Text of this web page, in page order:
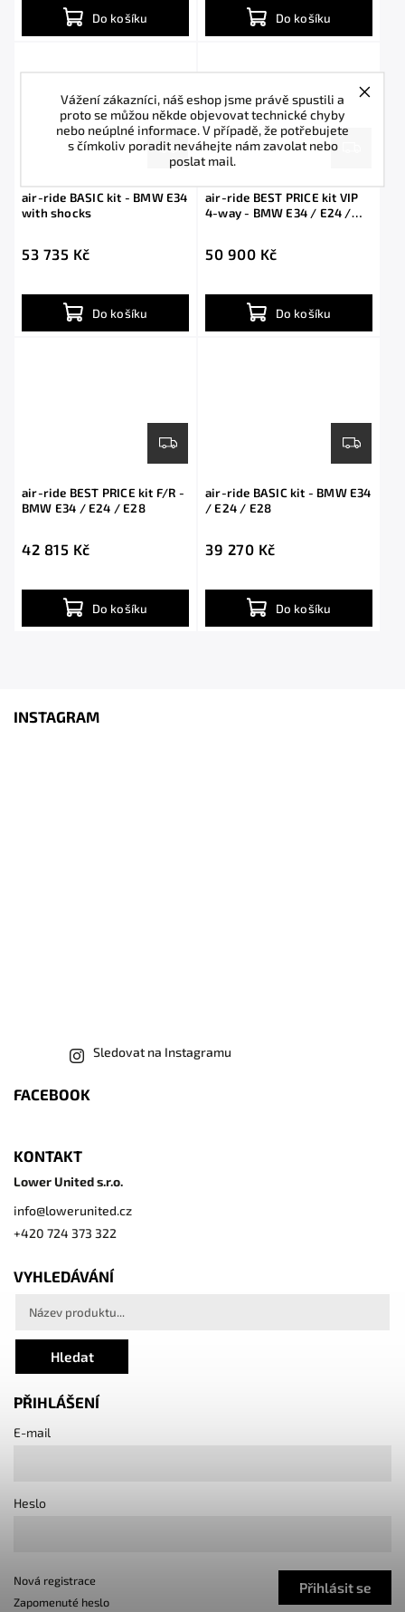
Vážení zákazníci, náš eshop jsme právě spustili a
proto se můžou někde objevovat technické chyby
nebo neúplné informace. V případě, že potřebujete
s čímkoliv poradit neváhejte nám zavolat nebo
poslat mail.
Do košíku Do košíku
air-ride BASIC kit - BMW E34
with shocks
53 735 Kč
Do košíku
air-ride BEST PRICE kit VIP
4-way - BMW E34 / E24 /
50 900 Kč
Do košíku
air-ride BEST PRICE kit F/R -
BMW E34 / E24 / E28
42 815 Kč
Do košíku
air-ride BASIC kit - BMW E34
/ E24 / E28
39 270 Kč
Do košíku
INSTAGRAM
Sledovat na Instagramu
FACEBOOK
KONTAKT
Lower United s.r.o.
info@lowerunited.cz
+420 724 373 322
VYHLEDÁVÁNÍ
Hledat
PŘIHLÁŠENÍ
E-mail
Heslo
Přihlásit se
Nová registrace
Zapomenuté heslo